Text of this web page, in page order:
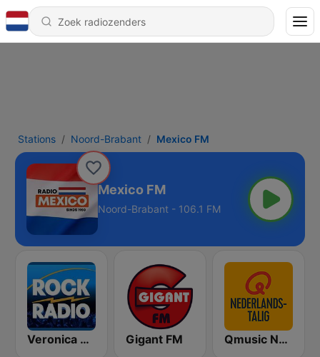
Stations Noord-Brabant Mexico FM
Mexico FM
Noord-Brabant - 106.1 FM
Veronica Rock Radio Gigant FM Qmusic Nederlandstalig